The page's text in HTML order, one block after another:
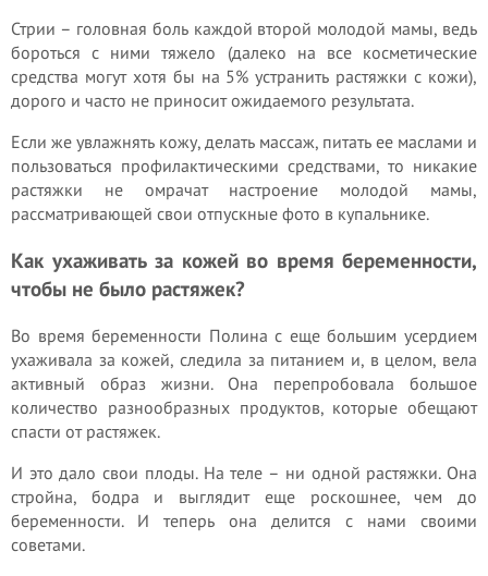
Стрии – головная боль каждой второй молодой мамы, ведь
бороться с ними тяжело (далеко на все косметические
средства могут хотя бы на 5% устранить растяжки с кожи),
дорого и часто не приносит ожидаемого результата.
Если же увлажнять кожу, делать массаж, питать ее маслами и
пользоваться профилактическими средствами, то никакие
растяжки не омрачат настроение молодой мамы,
рассматривающей свои отпускные фото в купальнике.
Как ухаживать за кожей во время беременности,
чтобы не было растяжек?
Во время беременности Полина с еще большим усердием
ухаживала за кожей, следила за питанием и, в целом, вела
активный образ жизни. Она перепробовала большое
количество разнообразных продуктов, которые обещают
спасти от растяжек.
И это дало свои плоды. На теле – ни одной растяжки. Она
стройна, бодра и выглядит еще роскошнее, чем до
беременности. И теперь она делится с нами своими
советами.